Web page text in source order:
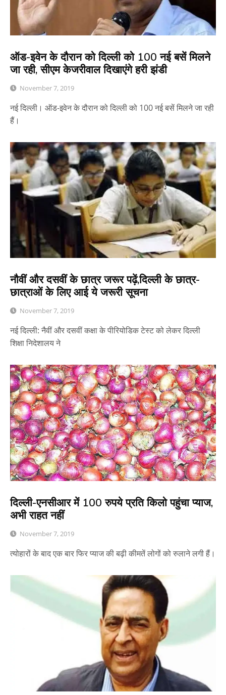
ऑड-इवेन के दौरान को दिल्ली को 100 नई बसें मिलने
जा रही, सीएम केजरीवाल दिखाएंगे हरी झंडी
November 7, 2019
नई दिल्ली। ऑड-इवेन के दौरान को दिल्ली को 100 नई बसें मिलने जा रही
हैं।
नौवीं और दसवीं के छात्र जरूर पढ़ें,दिल्ली के छात्र-
छात्राओं के लिए आई ये जरूरी सूचना
November 7, 2019
नई दिल्ली: नैवीं और दसवीं कक्षा के पीरियोडिक टेस्ट को लेकर दिल्ली
शिक्षा निदेशालय ने
दिल्ली-एनसीआर में 100 रुपये प्रति किलो पहुंचा प्याज,
अभी राहत नहीं
November 7, 2019
त्योहारों के बाद एक बार फिर प्याज की बढ़ी कीमतें लोगों को रुलाने लगी हैं।